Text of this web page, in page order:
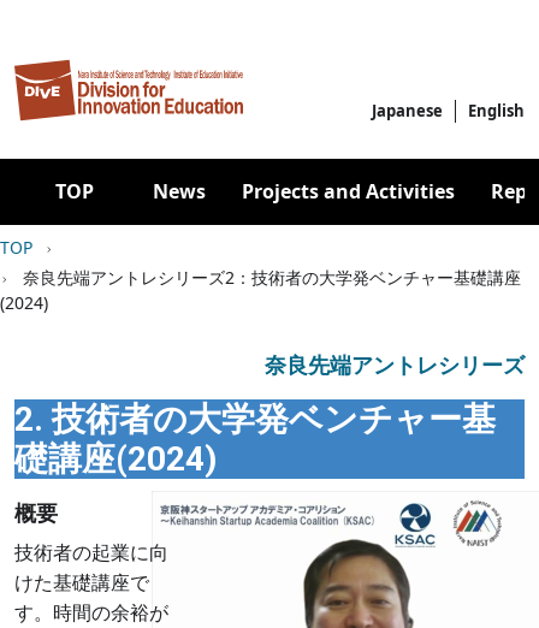
Japanese English
Main navigation
TOP News Projects and Activities
Breadcrumb
TOP
奈良先端アントレシリーズ2：技術者の大学発ベンチャー基礎講座
(2024)
奈良先端アントレシリーズ
2. 技術者の大学発ベンチャー基
礎講座(2024)
Image
概要
技術者の起業に向
けた基礎講座で
す。時間の余裕が